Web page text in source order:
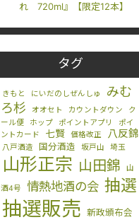
れ 720ml』【限定12本】
タグ
きもと にいだのしぜんしゅ
みむ
ろ杉
オオセト カウントダウン
ク
ール便
ホップ ポイントアプリ
ポイ
ントカード
七賢 価格改正 八反錦
八戸酒造 国分酒造 坂戸山 埼玉
山形正宗 山田錦 山
酒4号 情熱地酒の会 抽選
抽選販売 新政頒布会